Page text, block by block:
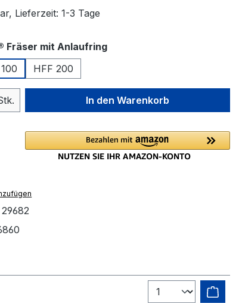
Lieferzeit: 1-3 Tage
Fräser mit Anlaufringauswählen
HFF 200
Gib den gewünschten Wert
In den Warenkorb
29682